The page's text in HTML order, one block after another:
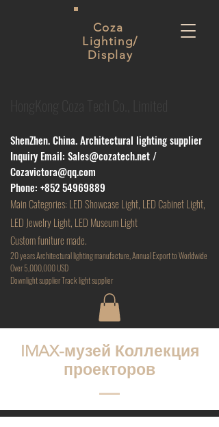
Coza
Lighting/
Display
ShenZhen. China. Architectural lighting supplier
Inquiry Email: Sales@cozatech.net /
Cozavictora@qq.com
Phone: +852 54969889
Main Categories: LED Showcase Light, LED Cabinet Light,
LED Jewelry Light, LED Museum Light
Custom funiture made.
20 years Architectural lighting manufacture, Annual Export to Worldwide
Over 5,000,000 USD
Downlight supplier Track light supplier
IMAX-музей Коллекция
проекторов